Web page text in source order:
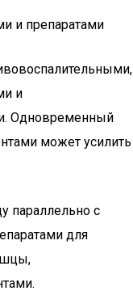
и препаратами
и
Одновременный
может усилить
параллельно с
для